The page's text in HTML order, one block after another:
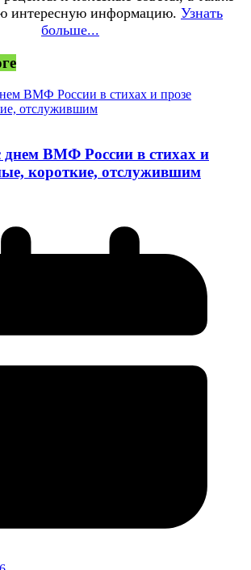
интересную информацию. Узнать
больше...
днем ВМФ России в стихах и
короткие, отслужившим